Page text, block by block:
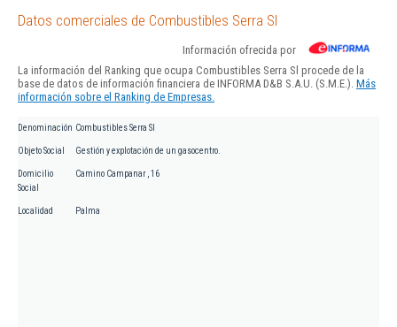
Datos comerciales de Combustibles Serra Sl
Información ofrecida por
La información del Ranking que ocupa Combustibles Serra Sl procede de la
base de datos de información financiera de INFORMA D&B S.A.U. (S.M.E.). Más
información sobre el Ranking de Empresas.
Denominación Combustibles Serra Sl
Objeto Social Gestión y explotación de un gasocentro.
Domicilio
Social
Camino Campanar , 16
Localidad Palma